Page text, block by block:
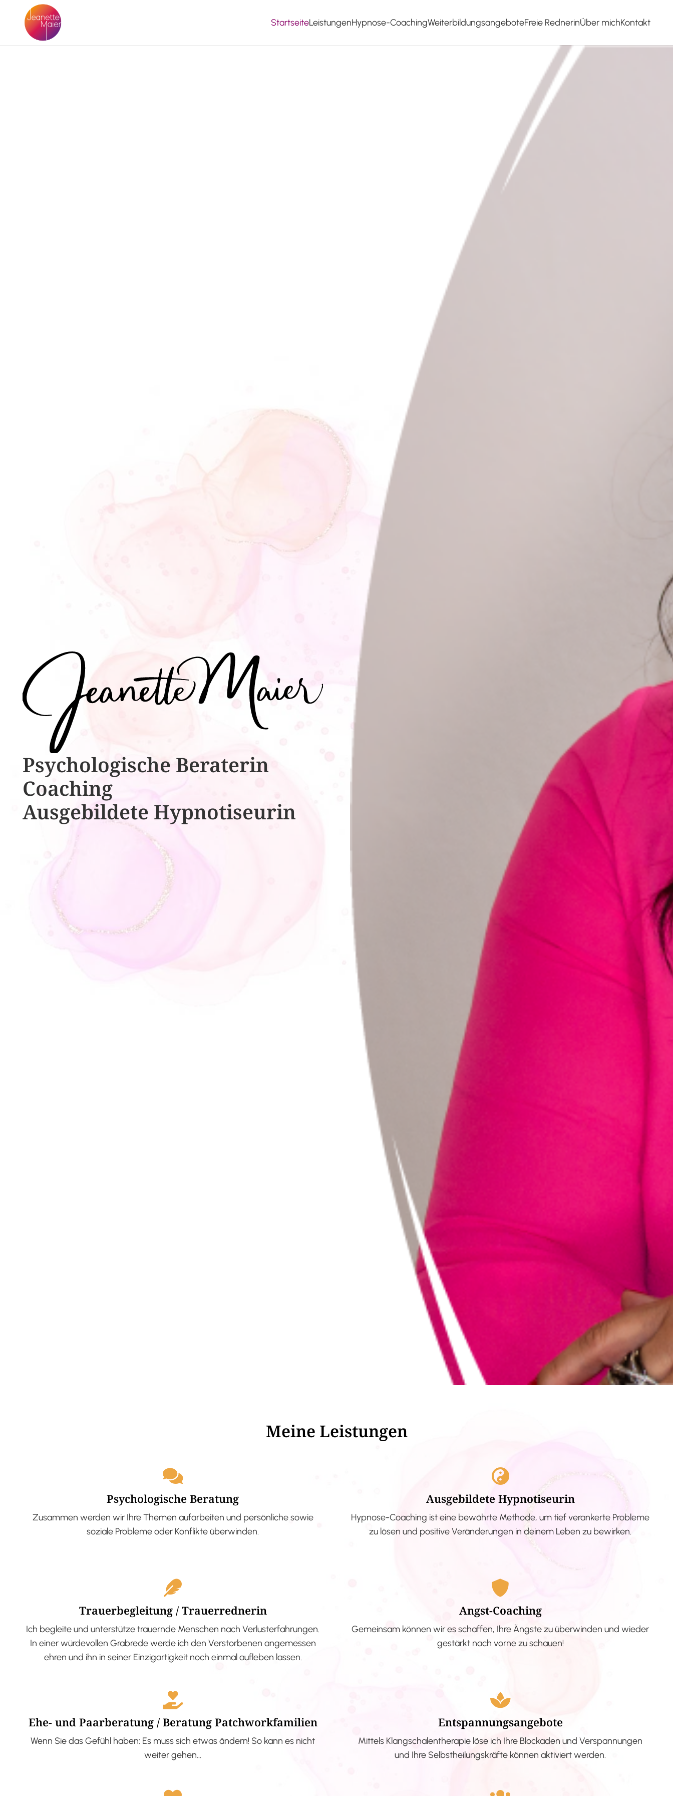
StartseiteLeistungenHypnose-CoachingWeiterbildungsangeboteFreie RednerinÜber michKontakt
Psychologische ​​Beraterin
Coaching
Ausgebildete​ ​Hypnotiseurin
Meine Leistungen
Psychologische Beratung
Zusammen werden wir Ihre Themen aufarbeiten und persönliche sowie
soziale Probleme oder Konflikte überwinden.
Ausgebildete Hypnotiseurin
Hypnose-Coaching ist eine bewährte Methode, um tief verankerte Probleme
zu lösen und positive Veränderungen in deinem Leben zu bewirken.
Trauerbegleitung / Trauerrednerin
Ich begleite und unterstütze trauernde Menschen nach Verlusterfahrungen.
In einer würdevollen Grabrede werde ich den Verstorbenen angemessen
ehren und ihn in seiner Einzigartigkeit noch einmal aufleben lassen.
Angst-Coaching
Gemeinsam können wir es schaffen, Ihre Ängste zu überwinden und wieder
gestärkt nach vorne zu schauen!
Ehe- und Paarberatung / Beratung Patchworkfamilien
Wenn Sie das Gefühl haben: Es muss sich etwas ändern! So kann es nicht
weiter gehen…
Entspannungsangebote
Mittels Klangschalentherapie löse ich Ihre Blockaden und Verspannungen
und Ihre Selbstheilungskräfte können aktiviert werden.